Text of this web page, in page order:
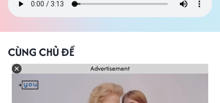
CÙNG CHỦ ĐỀ
Advertisement